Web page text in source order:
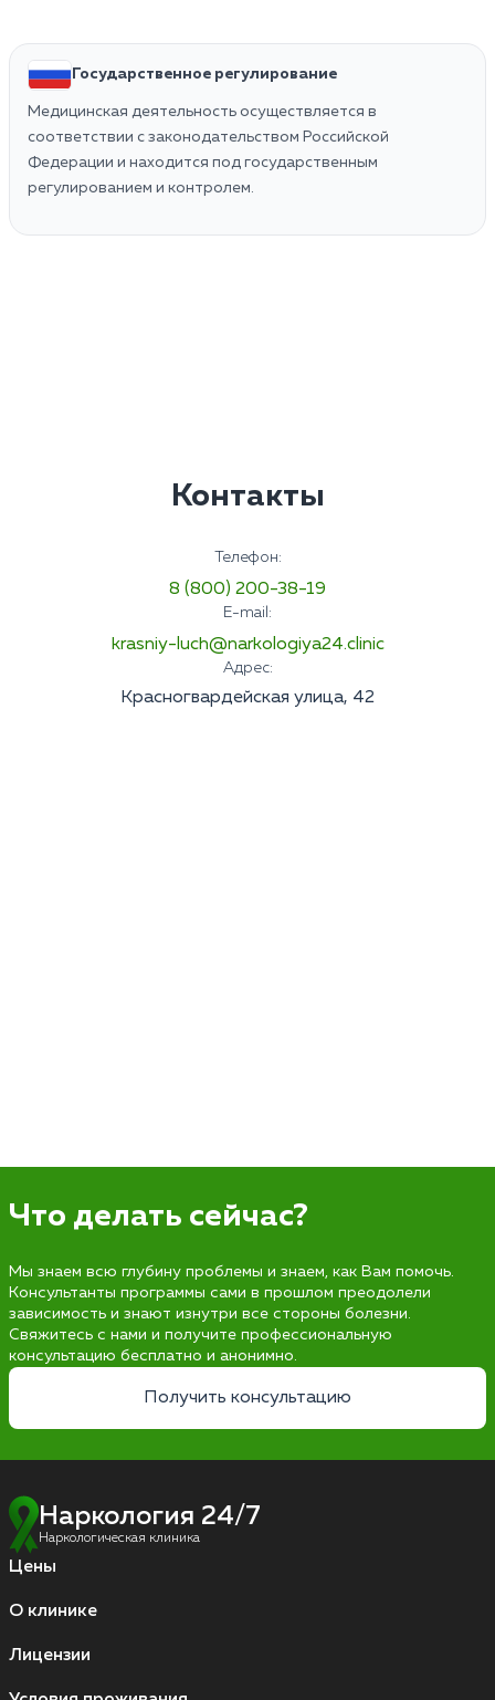
Государственное регулирование
Медицинская деятельность осуществляется в
соответствии с законодательством Российской
Федерации и находится под государственным
регулированием и контролем.
Контакты
Телефон:
8 (800) 200-38-19
E-mail:
krasniy-luch@narkologiya24.clinic
Адрес:
Красногвардейская улица, 42
Что делать сейчас?
Мы знаем всю глубину проблемы и знаем, как Вам помочь.
Консультанты программы сами в прошлом преодолели
зависимость и знают изнутри все стороны болезни.
Свяжитесь с нами и получите профессиональную
консультацию бесплатно и анонимно.
Получить консультацию
Наркология 24/7
Наркологическая клиника
Цены
О клинике
Лицензии